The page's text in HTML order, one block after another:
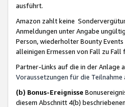
ausführt.
Amazon zahlt keine
Anmeldungen unter Angabe
Person, wiederholter Bounty
alleinigen Ermessen von Fall zu
Partner-Links auf die in der Anlage
Voraussetzungen für die
(b) Bonus-Ereignisse
diesem Abschnitt 4(b)